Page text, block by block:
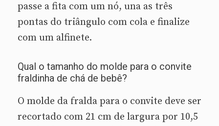
passe a fita com um nó, una as três
pontas do triângulo com cola e finalize
com um alfinete.
Qual o tamanho do molde para o convite
fraldinha de chá de bebê?
O molde da fralda para o convite deve ser
recortado com 21 cm de largura por 10,5